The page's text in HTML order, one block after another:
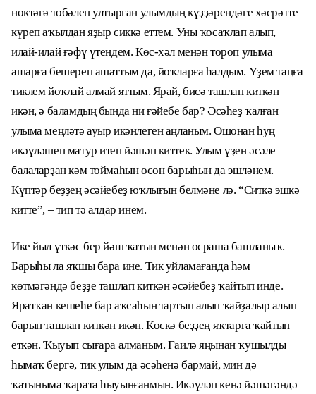
нөктәгә төбәлеп ултырған улымдың күҙҙәрендәге хәсрәтте
күреп аҡылдан яҙыр сиккә еттем. Уны ҡосаҡлап алып,
илай-илай ғәфү үтендем. Көс-хәл менән тороп улыма
ашарға бешереп ашаттым да, йоҡларға һалдым. Үҙем таңға
тиклем йоҡлай алмай яттым. Ярай, бисә ташлап киткән
икән, ә баламдың бында ни ғәйебе бар? Әсәһеҙ ҡалған
улыма меңләтә ауыр икәнлеген аңланым. Ошонан һуң
икәүләшеп матур итеп йәшәп киттек. Улым үҙен әсәле
балаларҙан кәм тоймаһын өсөн барыһын да эшләнем.
Күптәр беҙҙең әсәйебеҙ юҡлығын белмәне лә. “Ситкә эшкә
китте”, – тип тә алдар инем.
Ике йыл үткәс бер йәш ҡатын менән осраша башланыҡ.
Барыһы ла яҡшы бара ине. Тик уйламағанда һәм
көтмәгәндә беҙҙе ташлап киткән әсәйебеҙ ҡайтып инде.
Яратҡан кешеһе бар аҡсаһын тартып алып ҡайҙалыр алып
барып ташлап киткән икән. Көскә беҙҙең яҡтарға ҡайтып
еткән. Ҡыуып сығара алманым. Ғаилә яңынан ҡушылды
һымаҡ бергә, тик улым да әсәһенә бармай, мин дә
ҡатыныма ҡарата һыуынғанмын. Икәүләп кенә йәшәгәндә